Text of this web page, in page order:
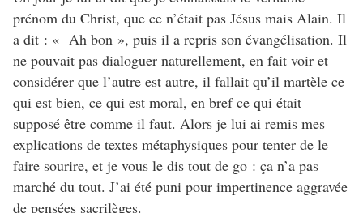
prénom du Christ, que ce n’était pas Jésus mais Alain. Il
a dit : « Ah bon », puis il a repris son évangélisation. Il
ne pouvait pas dialoguer naturellement, en fait voir et
considérer que l’autre est autre, il fallait qu’il martèle ce
qui est bien, ce qui est moral, en bref ce qui était
supposé être comme il faut. Alors je lui ai remis mes
explications de textes métaphysiques pour tenter de le
faire sourire, et je vous le dis tout de go : ça n’a pas
marché du tout. J’ai été puni pour impertinence aggravée
de pensées sacrilèges.